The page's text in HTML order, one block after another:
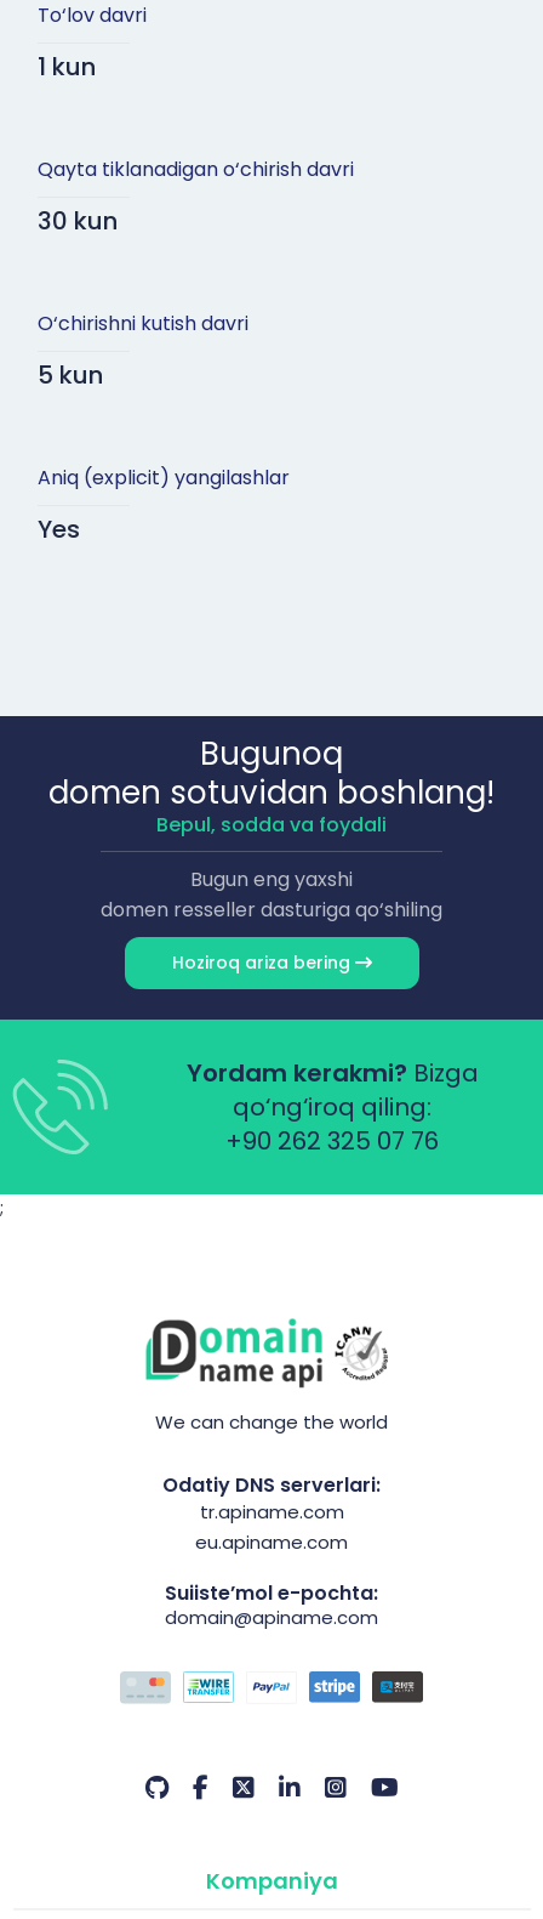
To‘lov davri
1 kun
Qayta tiklanadigan o‘chirish davri
30 kun
O‘chirishni kutish davri
5 kun
Aniq (explicit) yangilashlar
Yes
Bugunoq
domen sotuvidan boshlang!
Bepul, sodda va foydali
Bugun eng yaxshi
domen resseller dasturiga qo‘shiling
Hoziroq ariza bering
Yordam kerakmi? Bizga
qo‘ng‘iroq qiling:
+90 262 325 07 76
;
We can change the world
Odatiy DNS serverlari:
tr.apiname.com
eu.apiname.com
Suiiste’mol e-pochta:
domain@apiname.com
Kompaniya